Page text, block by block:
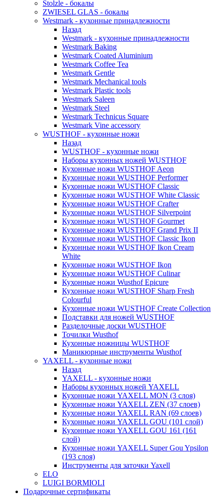
Stolzle - бокалы
ZWIESEL GLAS - бокалы
Westmark - кухонные принадлежности
Назад
Westmark - кухонные принадлежности
Westmark Baking
Westmark Coated Aluminium
Westmark Coffee Tea
Westmark Gentle
Westmark Mechanical tools
Westmark Plastic tools
Westmark Saleen
Westmark Steel
Westmark Technicus Square
Westmark Vine accessory
WUSTHOF - кухонные ножи
Назад
WUSTHOF - кухонные ножи
Наборы кухонных ножей WUSTHOF
Кухонные ножи WUSTHOF Aeon
Кухонные ножи WUSTHOF Performer
Кухонные ножи WUSTHOF Classic
Кухонные ножи WUSTHOF White Classic
Кухонные ножи WUSTHOF Crafter
Кухонные ножи WUSTHOF Silverpoint
Кухонные ножи WUSTHOF Gourmet
Кухонные ножи WUSTHOF Grand Prix II
Кухонные ножи WUSTHOF Classic Ikon
Кухонные ножи WUSTHOF Ikon Cream
White
Кухонные ножи WUSTHOF Ikon
Кухонные ножи WUSTHOF Culinar
Кухонные ножи Wusthof Epicure
Кухонные ножи WUSTHOF Sharp Fresh
Colourful
Кухонные ножи WUSTHOF Create Collection
Подставки для ножей WUSTHOF
Разделочные доски WUSTHOF
Точилки Wusthof
Кухонные ножницы WUSTHOF
Маникюрные инструменты Wusthof
YAXELL - кухонные ножи
Назад
YAXELL - кухонные ножи
Наборы кухонных ножей YAXELL
Кухонные ножи YAXELL MON (3 слоя)
Кухонные ножи YAXELL ZEN (37 слоев)
Кухонные ножи YAXELL RAN (69 слоев)
Кухонные ножи YAXELL GOU (101 слой)
Кухонные ножи YAXELL GOU 161 (161
слой)
Кухонные ножи YAXELL Super Gou Ypsilon
(193 слоя)
Инструменты для заточки Yaxell
ELO
LUIGI BORMIOLI
Подарочные сертификаты